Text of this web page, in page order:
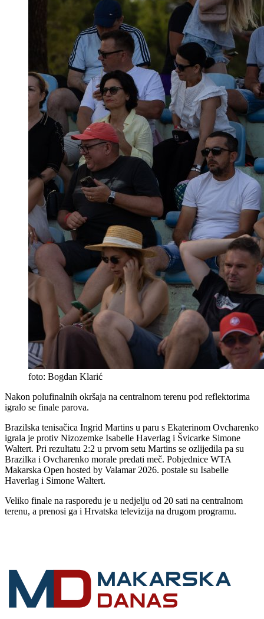
foto: Bogdan Klarić
Nakon polufinalnih okršaja na centralnom terenu pod reflektorima
igralo se finale parova.
Brazilska tenisačica Ingrid Martins u paru s Ekaterinom Ovcharenko
igrala je protiv Nizozemke Isabelle Haverlag i Švicarke Simone
Waltert. Pri rezultatu 2:2 u prvom setu Martins se ozlijedila pa su
Brazilka i Ovcharenko morale predati meč. Pobjednice WTA
Makarska Open hosted by Valamar 2026. postale su Isabelle
Haverlag i Simone Waltert.
Veliko finale na rasporedu je u nedjelju od 20 sati na centralnom
terenu, a prenosi ga i Hrvatska televizija na drugom programu.